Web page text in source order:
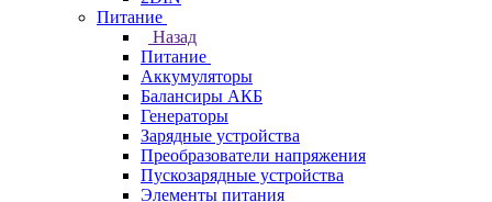
Питание
Назад
Питание
Аккумуляторы
Балансиры АКБ
Генераторы
Зарядные устройства
Преобразователи напряжения
Пускозарядные устройства
Элементы питания